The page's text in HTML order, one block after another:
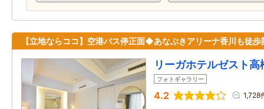
【立地ならココ】空港バス停正面◆あなぶきアリーナ香川も徒歩
リーガホテルゼスト高
フォトギャラリー
4.2 1,728